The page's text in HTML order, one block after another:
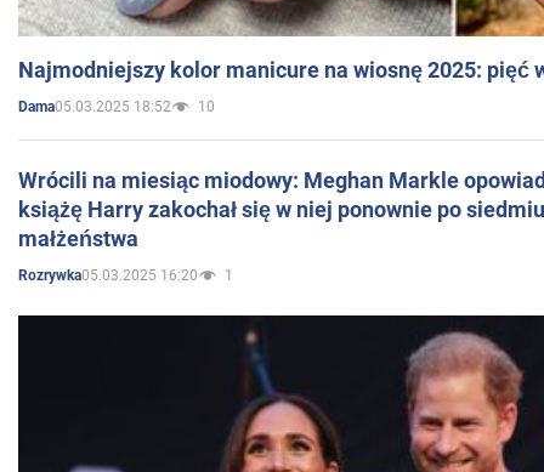
Najmodniejszy kolor manicure na wiosnę 2025: pięć
Dama05.03.2025 18:52 10
Wrócili na miesiąc miodowy: Meghan Markle
książę Harry zakochał się w niej ponownie po
małżeństwa
Rozrywka05.03.2025 16:20 1